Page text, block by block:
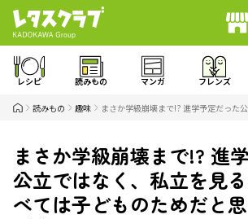
レシピ 読みもの マンガ フレンズ
読みもの 趣味 まさか学級崩壊まで!? 進学予定だった
まさか学級崩壊まで!? 進
公立ではなく、私立を見
べては子どものためだと